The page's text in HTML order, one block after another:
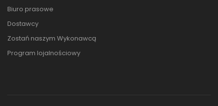
Biuro prasowe
Dostawcy
Zostań naszym Wykonawcą
Program lojalnościowy